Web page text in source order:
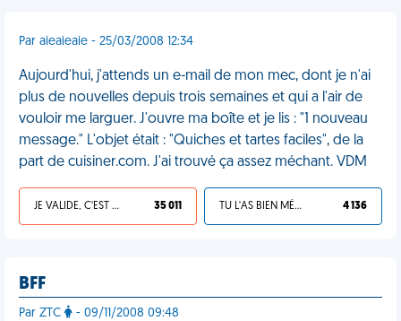
Par aieaieaie - 25/03/2008 12:34
Aujourd'hui, j'attends un e-mail de mon mec, dont je n'ai
plus de nouvelles depuis trois semaines et qui a l'air de
vouloir me larguer. J'ouvre ma boîte et je lis : "1 nouveau
message." L'objet était : "Quiches et tartes faciles", de la
part de cuisiner.com. J'ai trouvé ça assez méchant. VDM
JE VALIDE, C'EST UNE VDM 35 011 TU L'AS BIEN MÉRITÉ 4 136
BFF
Par ZTC - 09/11/2008 09:48